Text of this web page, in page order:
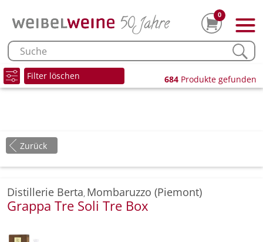
0
Filter löschen 684 Produkte gefunden
Zurück
Distillerie Berta, Mombaruzzo (Piemont)
Grappa Tre Soli Tre Box